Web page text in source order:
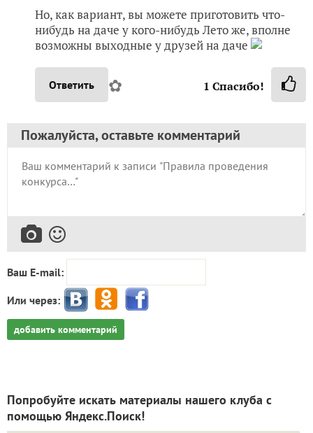
Но, как вариант, вы можете приготовить что-
нибудь на даче у кого-нибудь Лето же, вполне
возможны выходные у друзей на даче
Ответить ✿ 1 Спасибо!
Пожалуйста, оставьте комментарий
Ваш E-mail:
Или через:
добавить комментарий
Попробуйте искать материалы нашего клуба с
помощью Яндекс.Поиск!